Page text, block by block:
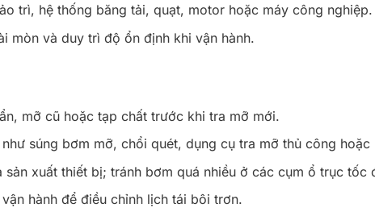
trì, hệ thống băng tải, quạt, motor hoặc máy công nghiệp.
mòn và duy trì độ ổn định khi vận hành.
mỡ cũ hoặc tạp chất trước khi tra mỡ mới.
súng bơm mỡ, chổi quét, dụng cụ tra mỡ thủ công
xuất thiết bị; tránh bơm quá nhiều ở các cụm ổ trục tốc
hành để điều chỉnh lịch tái bôi trơn.